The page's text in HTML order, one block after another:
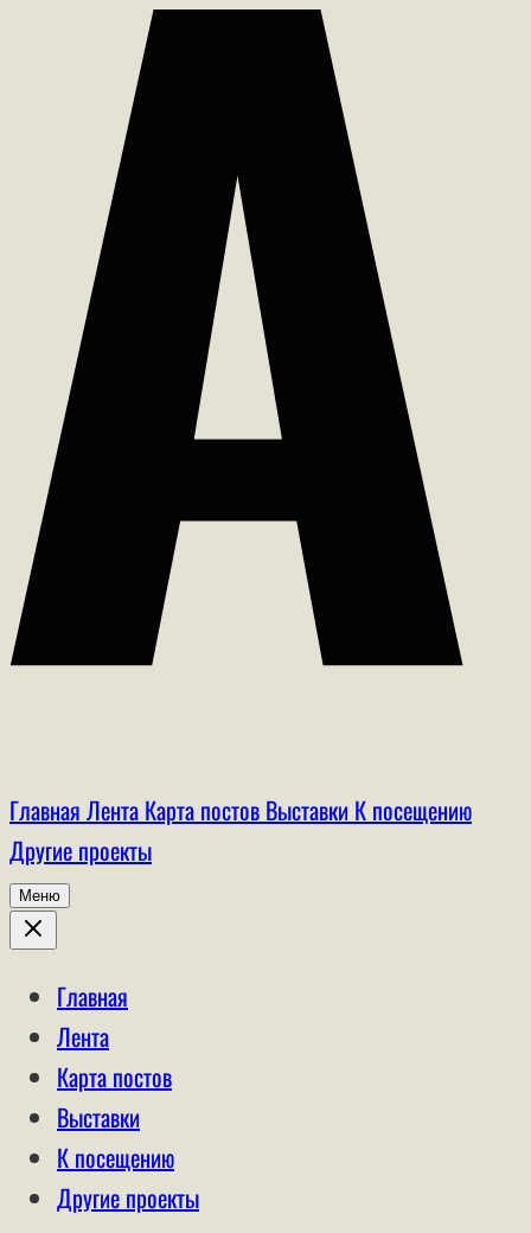
Главная Лента Карта постов Выставки К посещению
Другие проекты
Меню
Главная
Лента
Карта постов
Выставки
К посещению
Другие проекты